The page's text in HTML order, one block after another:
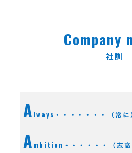
Company
社訓
A lways・・・・・・・（常に
A mbition・・・・・・（志高